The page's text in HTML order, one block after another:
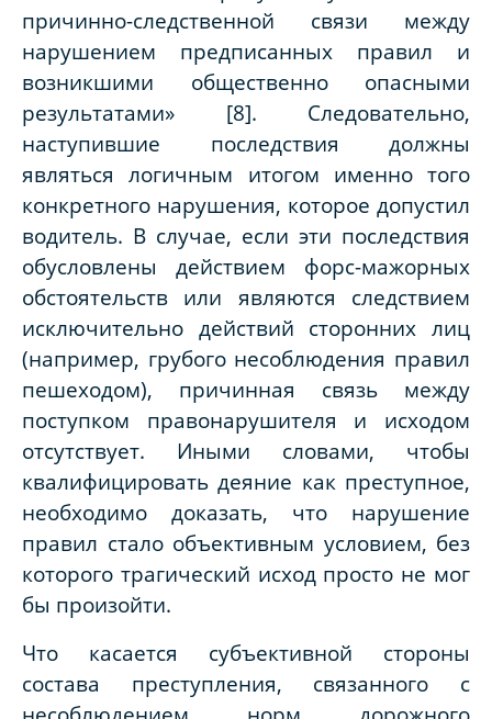
причинно-следственной связи между
нарушением предписанных правил и
возникшими общественно опасными
результатами» [8]. Следовательно,
наступившие последствия должны
являться логичным итогом именно того
конкретного нарушения, которое допустил
водитель. В случае, если эти последствия
обусловлены действием форс-мажорных
обстоятельств или являются следствием
исключительно действий сторонних лиц
(например, грубого несоблюдения правил
пешеходом), причинная связь между
поступком правонарушителя и исходом
отсутствует. Иными словами, чтобы
квалифицировать деяние как преступное,
необходимо доказать, что нарушение
правил стало объективным условием, без
которого трагический исход просто не мог
бы произойти.
Что касается субъективной стороны
состава преступления, связанного с